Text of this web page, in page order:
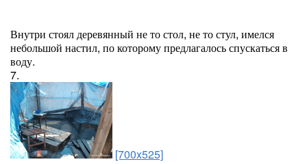
Внутри стоял деревянный не то стол, не то стул, имелся
небольшой настил, по которому предлагалось спускаться в
воду.
7.
[700x525]